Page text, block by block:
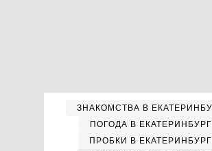
ЗНАКОМСТВА В
ПОГОДА В
ПРОБКИ В